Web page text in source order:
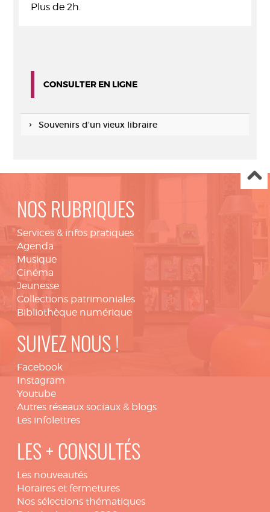
Plus de 2h.
CONSULTER EN LIGNE
Souvenirs d'un vieux libraire
NOS RUBRIQUES
Services & infos pratiques
Agenda
Musique
Cinéma
Jeunesse
Collections patrimoniales
Bibliothèque numérique
SUIVEZ NOUS !
Facebook
Instagram
Youtube
Autres réseaux sociaux & blogs
Les infolettres
LES + CONSULTÉS
Les nouveautés
Horaires et fermetures
Nos sélections thématiques